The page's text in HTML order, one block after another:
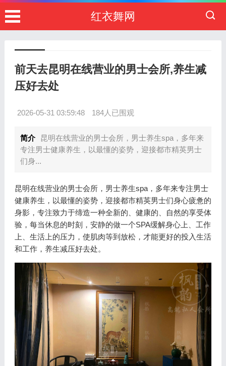
红衣舞网
前天去昆明在线营业的男士会所,养生减
压好去处
2026-05-31 03:59:48 184人已围观
简介
昆明在线营业的男士会所，男士养生spa，多年来
专注男士健康养生，以最懂的姿势，迎接都市精英男士
们身...
昆明在线营业的男士会所，男士养生spa，多年来专注男士
健康养生，以最懂的姿势，迎接都市精英男士们身心疲惫的
身影，专注致力于缔造一种全新的、健康的、自然的享受体
验，每当休息的时刻，安静的做一个SPA缓解身心上、工作
上、生活上的压力，使肌肉等到放松，才能更好的投入生活
和工作，养生减压好去处。